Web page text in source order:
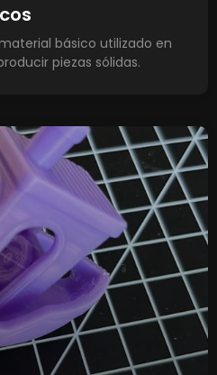
básico utilizado en
piezas sólidas.